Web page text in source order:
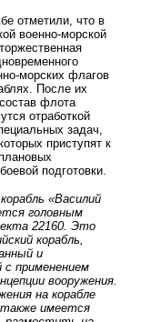
отметили, что в
военно-морской
морских флагов
После их
флота
отработкой
задач,
приступят к
подготовки.
«Василий
головным
22160. Это
корабль,
и
с применением
вооружения.
на корабле
имеется